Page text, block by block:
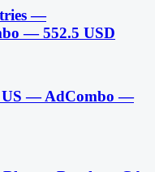
—
— 552.5 USD
US — AdCombo —